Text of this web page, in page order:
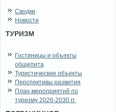
Сводки
Новости
ТУРИЗМ
Гостиницы и объекты
общепита
Туристические объекты
Перспективы развития
План мероприятий по
туризму 2026-2030 гг.